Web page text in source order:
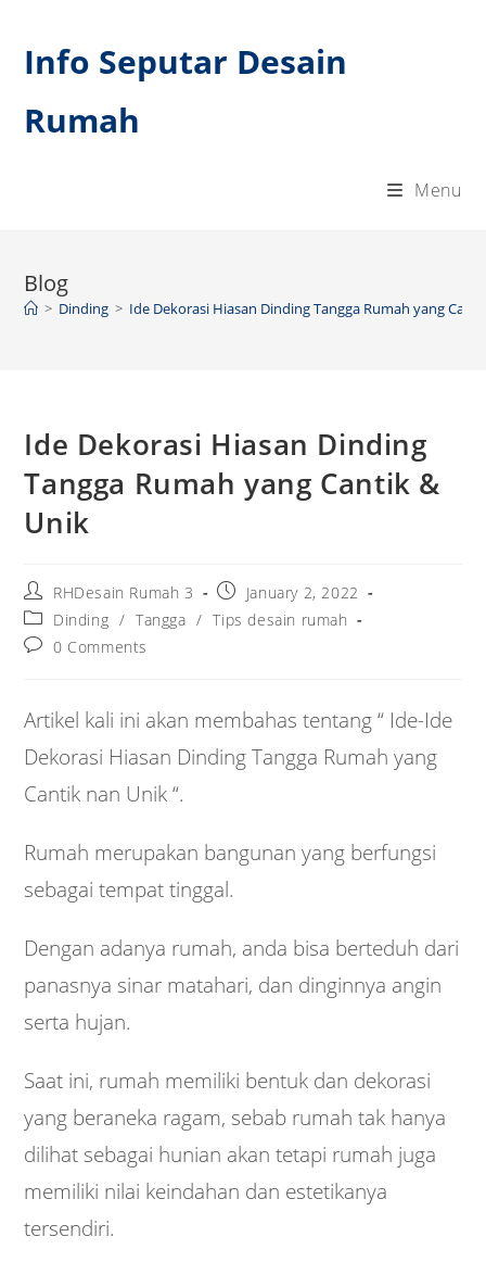
contentInfo Seputar Desain
Rumah
Menu
Blog
> Dinding > Ide Dekorasi Hiasan Dinding Tangga Rumah yang
Ide Dekorasi Hiasan Dinding
Tangga Rumah yang Cantik &
Unik
Post
author:
RHDesain Rumah 3
Post
published:
January 2, 2022
Post
category:
Dinding / Tangga / Tips desain rumah
Post0 Comments
Artikel kali ini akan membahas tentang “ Ide-Ide
Dekorasi Hiasan Dinding Tangga Rumah yang
Cantik nan Unik “.
Rumah merupakan bangunan yang berfungsi
sebagai tempat tinggal.
Dengan adanya rumah, anda bisa berteduh dari
panasnya sinar matahari, dan dinginnya angin
serta hujan.
Saat ini, rumah memiliki bentuk dan dekorasi
yang beraneka ragam, sebab rumah tak hanya
dilihat sebagai hunian akan tetapi rumah juga
memiliki nilai keindahan dan estetikanya
tersendiri.